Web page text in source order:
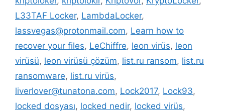
L33TAF Locker, LambdaLocker,
lassvegas@protonmail.com, Learn how to
recover your files, LeChiffre, leon virüs, leon
virüsü, leon virüsü çözüm, list.ru ransom, list.ru
ransomware, list.ru virüs,
liverlover@tunatona.com, Lock2017, Lock93,
locked dosyası, locked nedir, locked virüs,